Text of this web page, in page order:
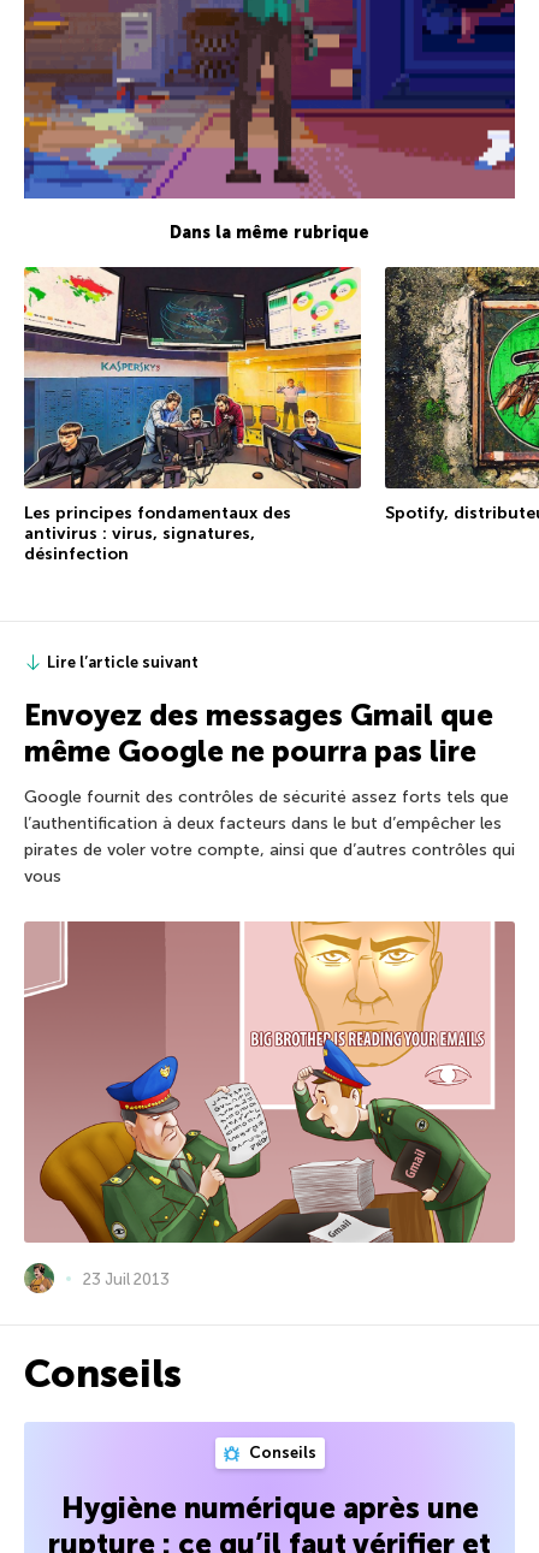
Dans la même rubrique
Les principes fondamentaux des
antivirus : virus, signatures,
désinfection
Spotify,
Lire l’article suivant
Envoyez des messages Gmail que
même Google ne pourra pas lire
Google fournit des contrôles de sécurité assez forts tels que
l’authentification à deux facteurs dans le but d’empêcher les
pirates de voler votre compte, ainsi que d’autres contrôles qui
vous
23 Juil 2013
Conseils
Conseils
Hygiène numérique après une
rupture : ce qu’il faut vérifier et